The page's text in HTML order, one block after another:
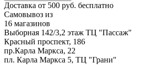
Доставка от 500 руб. бесплатно
Самовывоз из
16 магазинов
Выборная 142/3,2 этаж ТЦ "Пассаж"
Красный проспект, 186
пр.Карла Маркса, 22
пл. Карла Маркса 5, ТЦ "Грани"